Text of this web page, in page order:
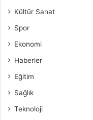
Kültür Sanat
Spor
Ekonomi
Haberler
Eğitim
Sağlık
Teknoloji